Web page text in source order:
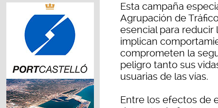
Esta campaña
Agrupación de
esencial para
implican
comprometen la
peligro tanto sus
usuarias de las vías.
Entre los efectos de